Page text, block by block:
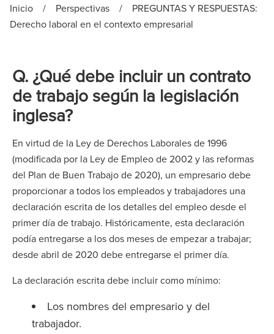
Inicio / Perspectivas /
PREGUNTAS Y RESPUESTAS:
Derecho laboral en el contexto empresarial
Q. ¿Qué debe incluir un contrato
de trabajo según la legislación
inglesa?
En virtud de la Ley de Derechos Laborales de 1996
(modificada por la Ley de Empleo de 2002 y las reformas
del Plan de Buen Trabajo de 2020), un empresario debe
proporcionar a todos los empleados y trabajadores una
declaración escrita de los detalles del empleo desde el
primer día de trabajo. Históricamente, esta declaración
podía entregarse a los dos meses de empezar a trabajar;
desde abril de 2020 debe entregarse el primer día.
La declaración escrita debe incluir como mínimo:
Los nombres del empresario y del
trabajador.